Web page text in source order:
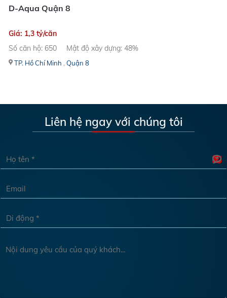
D-Aqua Quận 8
Giá: 1,3 tỷ/căn
Số căn hộ: 650
Mật độ xây dựng: 48%
TP. Hồ Chí Minh , Quận 8
Liên hệ ngay với chúng tôi